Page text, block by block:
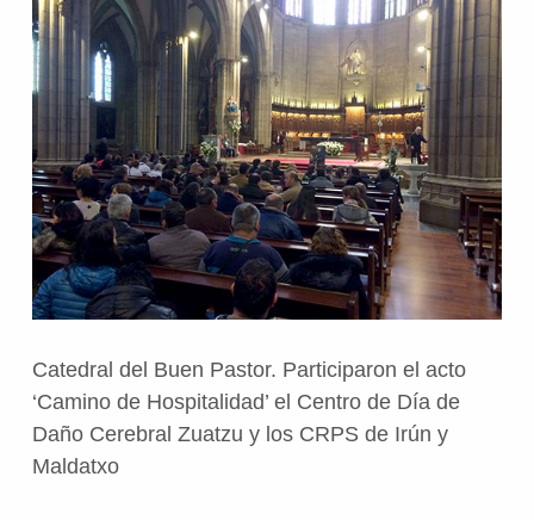
Catedral del Buen Pastor. Participaron el acto
‘Camino de Hospitalidad’ el Centro de Día de
Daño Cerebral Zuatzu y los CRPS de Irún y
Maldatxo